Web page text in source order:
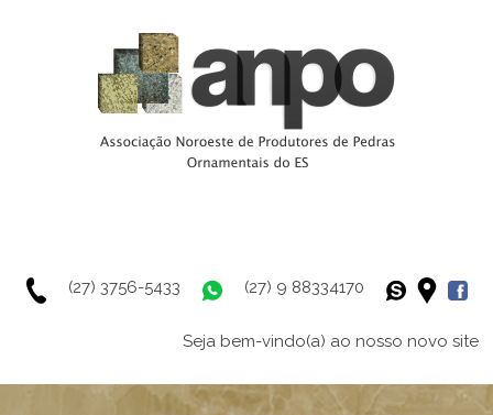
(27) 9 88334170
(27) 3756-5433
Seja bem-vindo(a) ao nosso novo site